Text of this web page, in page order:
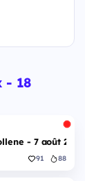
- 18
- 7 août 2026
91 88